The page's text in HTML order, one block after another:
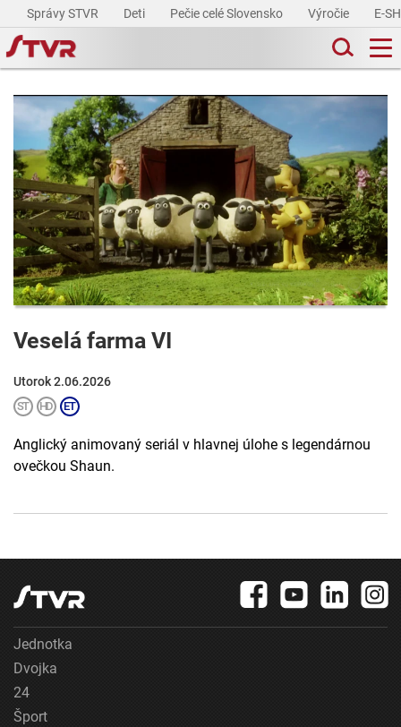
Správy STVR Deti Pečie celé Slovensko Výročie E-
Veselá farma VI
Utorok 2.06.2026
Anglický animovaný seriál v hlavnej úlohe s legendárnou
ovečkou Shaun.
Jednotka
Dvojka
24
Šport